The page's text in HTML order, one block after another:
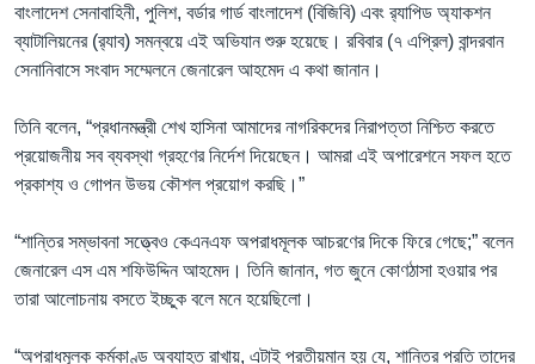
বাংলাদেশ সেনাবাহিনী, পুলিশ, বর্ডার গার্ড বাংলাদেশ (বিজিবি) এবং র‌্যাপিড অ্যাকশন
ব্যাটালিয়নের (র‌্যাব) সমন্বয়ে এই অভিযান শুরু হয়েছে। রবিবার (৭ এপ্রিল) বান্দরবান
সেনানিবাসে সংবাদ সম্মেলনে জেনারেল আহমেদ এ কথা জানান।
তিনি বলেন, “প্রধানমন্ত্রী শেখ হাসিনা আমাদের নাগরিকদের নিরাপত্তা নিশ্চিত করতে
প্রয়োজনীয় সব ব্যবস্থা গ্রহণের নির্দেশ দিয়েছেন। আমরা এই অপারেশনে সফল হতে
প্রকাশ্য ও গোপন উভয় কৌশল প্রয়োগ করছি।”
“শান্তির সম্ভাবনা সত্ত্বেও কেএনএফ অপরাধমূলক আচরণের দিকে ফিরে গেছে;” বলেন
জেনারেল এস এম শফিউদ্দিন আহমেদ। তিনি জানান, গত জুনে কোণঠাসা হওয়ার পর
তারা আলোচনায় বসতে ইচ্ছুক বলে মনে হয়েছিলো।
“অপরাধমূলক কর্মকাণ্ড অব্যাহত রাখায়, এটাই প্রতীয়মান হয় যে, শান্তির প্রতি তাদের